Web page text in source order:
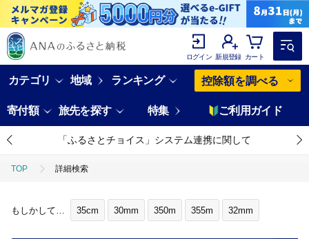
ログイン 新規登録 カート
カテゴリ 地域 ランキング 控除額を調べる
寄付額 旅先を探す 特集 ご利用ガイド
「ふるさとチョイス」システム連携に関して
TOP 詳細検索
もしかして… 35cm 30mm 350m 355m 32mm